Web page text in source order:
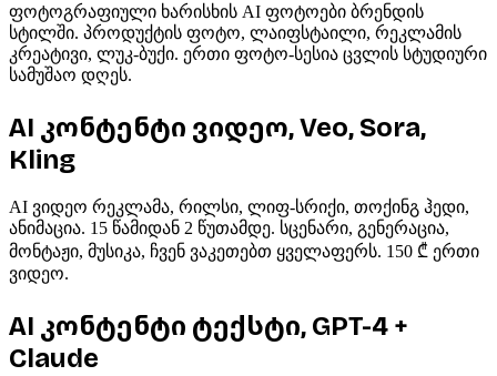
ფოტოგრაფიული ხარისხის AI ფოტოები ბრენდის
სტილში. პროდუქტის ფოტო, ლაიფსტაილი, რეკლამის
კრეატივი, ლუკ-ბუქი. ერთი ფოტო-სესია ცვლის სტუდიური
სამუშაო დღეს.
AI კონტენტი ვიდეო, Veo, Sora,
Kling
AI ვიდეო რეკლამა, რილსი, ლიფ-სრიქი, თოქინგ ჰედი,
ანიმაცია. 15 წამიდან 2 წუთამდე. სცენარი, გენერაცია,
მონტაჟი, მუსიკა, ჩვენ ვაკეთებთ ყველაფერს. 150 ₾ ერთი
ვიდეო.
AI კონტენტი ტექსტი, GPT-4 +
Claude